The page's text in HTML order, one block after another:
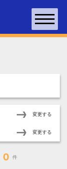
変更する
変更する
0 件